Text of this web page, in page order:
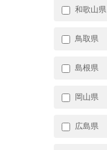
和歌山県
鳥取県
島根県
岡山県
広島県